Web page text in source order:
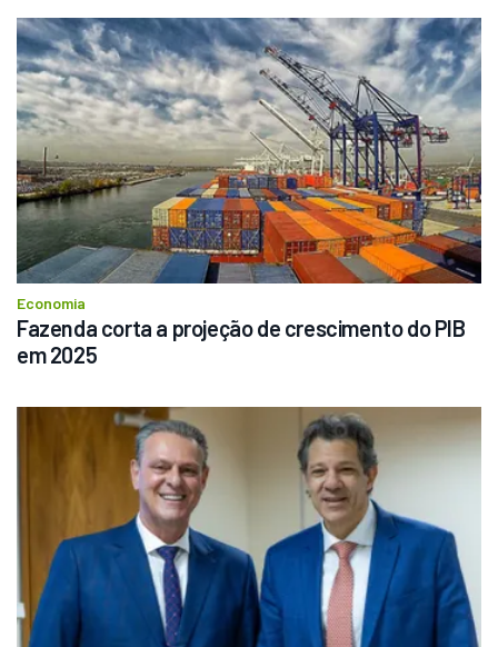
Economia
Fazenda corta a projeção de crescimento do PIB
em 2025